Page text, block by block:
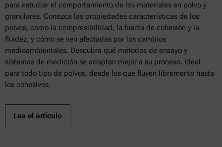
para estudiar el comportamiento de los materiales en polvo y
granulares. Conozca las propiedades características de los
polvos, como la compresibilidad, la fuerza de cohesión y la
fluidez, y cómo se ven afectadas por los cambios
medioambientales. Descubra qué métodos de ensayo y
sistemas de medición se adaptan mejor a su proceso. Ideal
para todo tipo de polvos, desde los que fluyen libremente hasta
los cohesivos.
Lea el artículo